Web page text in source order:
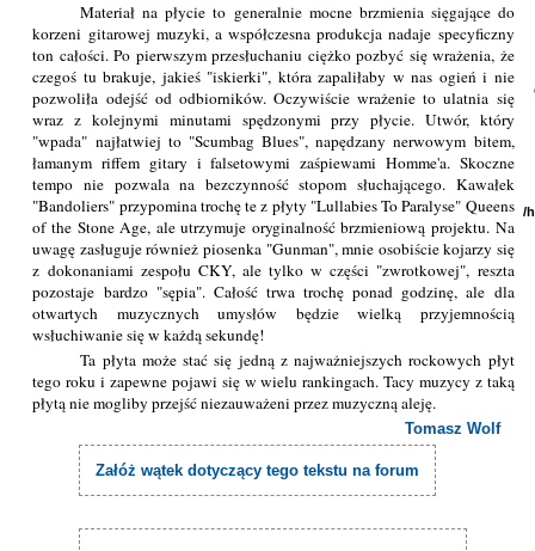
Materiał na płycie to generalnie mocne brzmienia sięgające do
korzeni gitarowej muzyki, a współczesna produkcja nadaje specyficzny
ton całości. Po pierwszym przesłuchaniu ciężko pozbyć się wrażenia, że
czegoś tu brakuje, jakieś "iskierki", która zapaliłaby w nas ogień i nie
pozwoliła odejść od odbiorników. Oczywiście wrażenie to ulatnia się
wraz z kolejnymi minutami spędzonymi przy płycie. Utwór, który
"wpada" najłatwiej to "Scumbag Blues", napędzany nerwowym bitem,
łamanym riffem gitary i falsetowymi zaśpiewami Homme'a. Skoczne
tempo nie pozwala na bezczynność stopom słuchającego. Kawałek
"Bandoliers" przypomina trochę te z płyty "Lullabies To Paralyse" Queens
of the Stone Age, ale utrzymuje oryginalność brzmieniową projektu. Na
uwagę zasługuje również piosenka "Gunman", mnie osobiście kojarzy się
z dokonaniami zespołu CKY, ale tylko w części "zwrotkowej", reszta
pozostaje bardzo "sępia". Całość trwa trochę ponad godzinę, ale dla
otwartych muzycznych umysłów będzie wielką przyjemnością
wsłuchiwanie się w każdą sekundę!
Ta płyta może stać się jedną z najważniejszych rockowych płyt
tego roku i zapewne pojawi się w wielu rankingach. Tacy muzycy z taką
płytą nie mogliby przejść niezauważeni przez muzyczną aleję.
Tomasz Wolf
Załóż wątek dotyczący tego tekstu na forum
/